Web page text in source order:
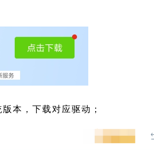
本，下载对应驱动；